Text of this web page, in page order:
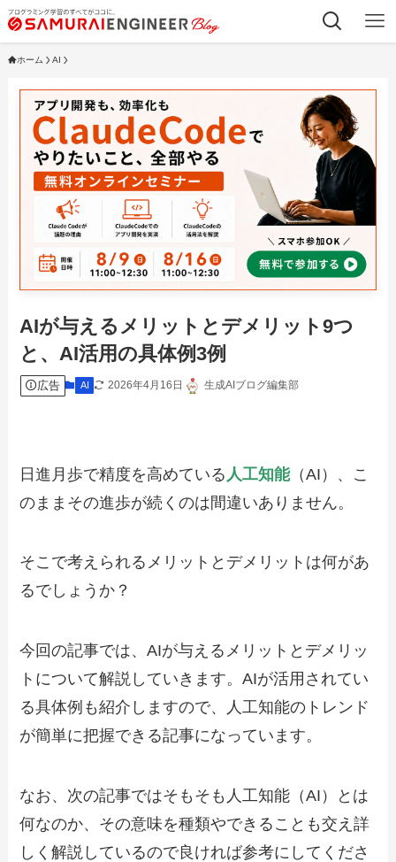
ホーム AI
AIが与えるメリットとデメリット9つ
と、AI活用の具体例3例
広告 AI 2026年4月16日 生成AIブログ編集部
日進月歩で精度を高めている 人工知能（AI）、こ
のままその進歩が続くのは間違いありません。
そこで考えられるメリットとデメリットは何があ
るでしょうか？
今回の記事では、AIが与えるメリットとデメリッ
トについて解説していきます。AIが活用されてい
る具体例も紹介しますので、人工知能のトレンド
が簡単に把握できる記事になっています。
なお、次の記事ではそもそも人工知能（AI）とは
何なのか、その意味を種類やできることも交え詳
しく解説しているので良ければ参考にしてくださ